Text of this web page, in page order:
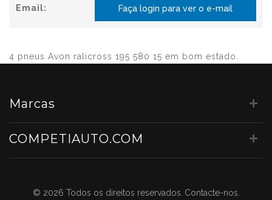
Email: Faça login para ver o e-mail
4 pneus Avon ralicross 195 580 15 em bom estado.
Marcas
COMPETIAUTO.COM
© 2026 Todos os direitos reservados. Contacte-nos.